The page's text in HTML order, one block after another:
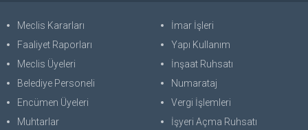
Meclis Kararları
Faaliyet Raporları
Meclis Üyeleri
Belediye Personeli
Encümen Üyeleri
Muhtarlar
İmar İşleri
Yapı Kullanım
İnşaat Ruhsatı
Numarataj
Vergi İşlemleri
İşyeri Açma Ruhsatı